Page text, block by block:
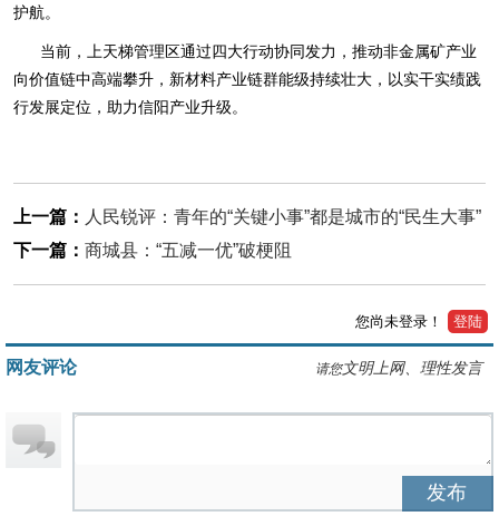
护航。
当前，上天梯管理区通过四大行动协同发力，推动非金属矿产业
向价值链中高端攀升，新材料产业链群能级持续壮大，以实干实绩践
行发展定位，助力信阳产业升级。
上一篇： 人民锐评：青年的“关键小事”都是城市的“民生大事”
下一篇： 商城县：“五减一优”破梗阻
您尚未登录！ 登陆
请您文明上网、理性发言
网友评论
发布